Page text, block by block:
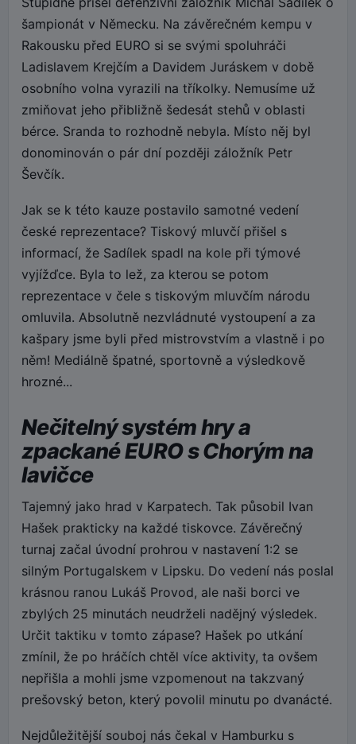
šampionát v Německu. Na závěrečném kempu v
Rakousku před EURO si se svými spoluhráči
Ladislavem Krejčím a Davidem Juráskem v době
osobního volna vyrazili na tříkolky. Nemusíme už
zmiňovat jeho přibližně šedesát stehů v oblasti
bérce. Sranda to rozhodně nebyla. Místo něj byl
donominován o pár dní později záložník Petr
Ševčík.
Jak se k této kauze postavilo samotné vedení
české reprezentace? Tiskový mluvčí přišel s
informací, že Sadílek spadl na kole při týmové
vyjížďce. Byla to lež, za kterou se potom
reprezentace v čele s tiskovým mluvčím národu
omluvila. Absolutně nezvládnuté vystoupení a za
kašpary jsme byli před mistrovstvím a vlastně i po
něm! Mediálně špatné, sportovně a výsledkově
hrozné...
Nečitelný systém hry a
zpackané EURO s Chorým na
lavičce
Tajemný jako hrad v Karpatech. Tak působil Ivan
Hašek prakticky na každé tiskovce. Závěrečný
turnaj začal úvodní prohrou v nastavení 1:2 se
silným Portugalskem v Lipsku. Do vedení nás poslal
krásnou ranou Lukáš Provod, ale naši borci ve
zbylých 25 minutách neudrželi nadějný výsledek.
Určit taktiku v tomto zápase? Hašek po utkání
zmínil, že po hráčích chtěl více aktivity, ta ovšem
nepřišla a mohli jsme vzpomenout na takzvaný
prešovský beton, který povolil minutu po dvanácté.
Nejdůležitější souboj nás čekal v Hamburku s